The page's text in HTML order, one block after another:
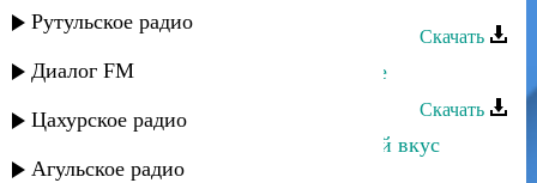
Рутульское радио
Диалог FM
Цахурское радио
Агульское радио
Скачать
Марина Алиева - Мы будем вместе
Скачать
Марина Алиева и Султан - Горький вкус
сладких губ